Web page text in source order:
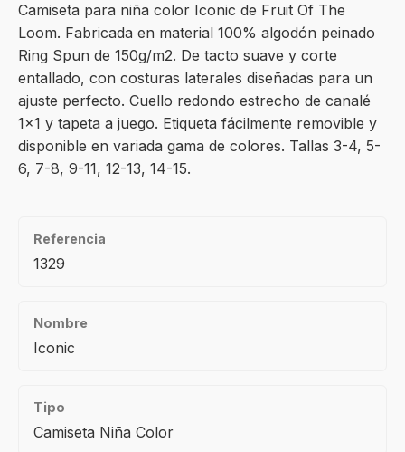
Camiseta para niña color Iconic de Fruit Of The
Loom. Fabricada en material 100% algodón peinado
Ring Spun de 150g/m2. De tacto suave y corte
entallado, con costuras laterales diseñadas para un
ajuste perfecto. Cuello redondo estrecho de canalé
1×1 y tapeta a juego. Etiqueta fácilmente removible y
disponible en variada gama de colores. Tallas 3-4, 5-
6, 7-8, 9-11, 12-13, 14-15.
Referencia
1329
Nombre
Iconic
Tipo
Camiseta Niña Color